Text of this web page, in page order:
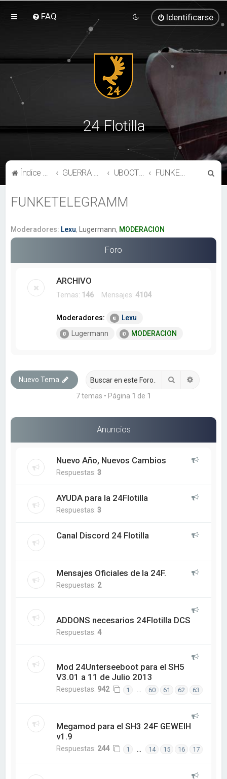
FAQ Identificarse
24 Flotilla
Índice general GUERRA SUBMARINA UBOOTWAFFE FUNKETELEGRAMM
r
FUNKETELEGRAMM
Moderadores: Lexu, Lugermann, MODERACION
Foro
ARCHIVO
Temas: 146 Mensajes:4104
Moderadores:
Lexu
Lugermann
MODERACION
Nuevo Tema Buscar
7 temas • Página 1 de 1
Anuncios
Nuevo Año, Nuevos Cambios
Respuestas:3
AYUDA para la 24Flotilla
Respuestas:3
Canal Discord 24 Flotilla
Mensajes Oficiales de la 24F.
Respuestas: 2
ADDONS necesarios 24Flotilla DCS
Respuestas:4
Mod 24Unterseeboot para el SH5
V3.01 a 11 de Julio 2013
Respuestas: 942 1 … 60 61 62 63
Megamod para el SH3 24F GEWEIH
v1.9
Respuestas: 244 1 … 14 15 16 17